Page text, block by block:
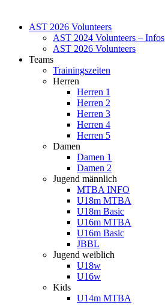
AST 2026 Volunteers
AST 2024 Volunteers – Infos
AST 2026 Volunteers
Teams
Trainingszeiten
Herren
Herren 1
Herren 2
Herren 3
Herren 4
Herren 5
Damen
Damen 1
Damen 2
Jugend männlich
MTBA INFO
U18m MTBA
U18m Basic
U16m MTBA
U16m Basic
JBBL
Jugend weiblich
U18w
U16w
Kids
U14m MTBA